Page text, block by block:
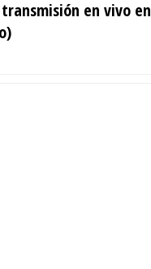
en vivo en